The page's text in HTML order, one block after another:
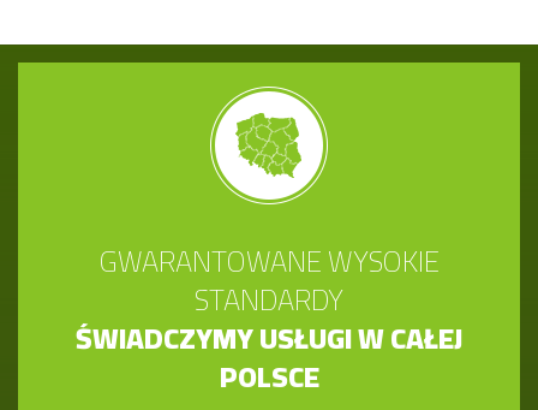
GWARANTOWANE WYSOKIE
STANDARDY
ŚWIADCZYMY USŁUGI W CAŁEJ
POLSCE